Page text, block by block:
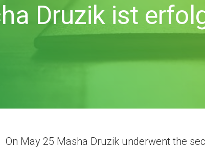
Druzik ist
On May 25 Masha Druzik underwent the